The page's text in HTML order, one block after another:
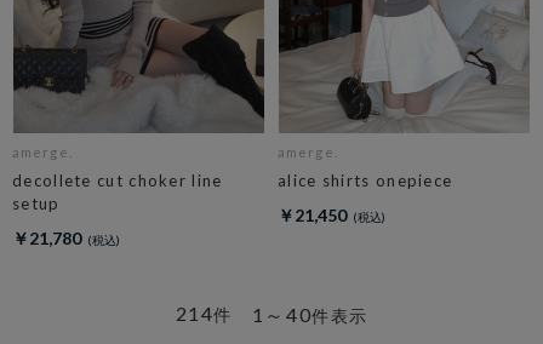
amerge.
decollete cut choker line
setup
￥21,780
amerge.
alice shirts onepiece
￥21,450
1～40件表示
214件